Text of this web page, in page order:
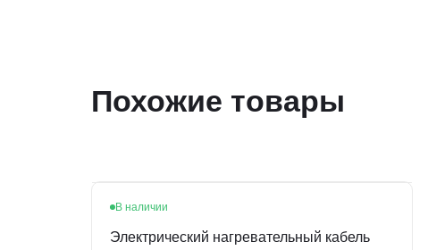
Похожие товары
В наличии
Электрический нагревательный кабель